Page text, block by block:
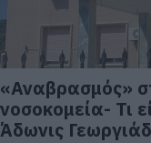
«Αναβρασμός»
νοσοκομεία- Τι
Άδωνις